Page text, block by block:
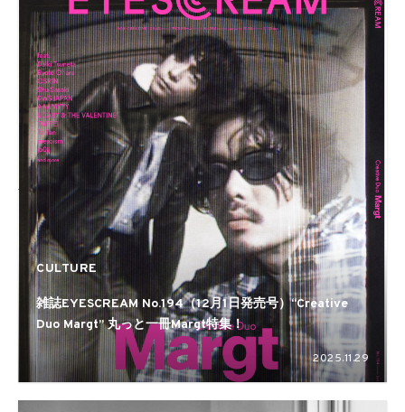
CULTURE
雑誌EYESCREAM No.194（12月1日発売号）“Creative
Duo Margt” 丸っと一冊Margt特集！
2025.11.29